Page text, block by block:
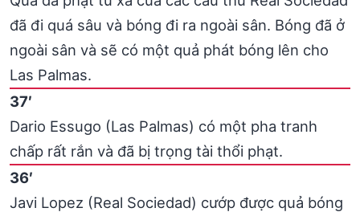
đã đi quá sâu và bóng đi ra ngoài sân. Bóng đã ở
ngoài sân và sẽ có một quả phát bóng lên cho
Las Palmas.
37′
Dario Essugo (Las Palmas) có một pha tranh
chấp rất rắn và đã bị trọng tài thổi phạt.
36′
Javi Lopez (Real Sociedad) cướp được quả bóng